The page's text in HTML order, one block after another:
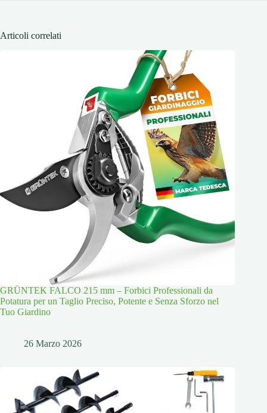
Articoli correlati
GRÜNTEK FALCO 215 mm – Forbici Professionali da
Potatura per un Taglio Preciso, Potente e Senza Sforzo nel
Tuo Giardino
26 Marzo 2026